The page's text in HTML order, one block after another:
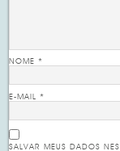
NOME*
E-MAIL*
SALVAR MEUS DADOS